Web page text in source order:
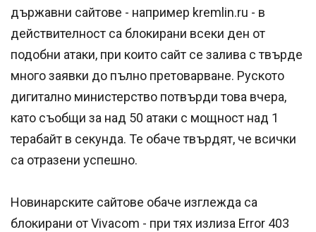
държавни сайтове - например kremlin.ru - в
действителност са блокирани всеки ден от
подобни атаки, при които сайт се залива с твърде
много заявки до пълно претоварване. Руското
дигитално министерство потвърди това вчера,
като съобщи за над 50 атаки с мощност над 1
терабайт в секунда. Те обаче твърдят, че всички
са отразени успешно.
Новинарските сайтове обаче изглежда са
блокирани от Vivacom - при тях излиза Error 403